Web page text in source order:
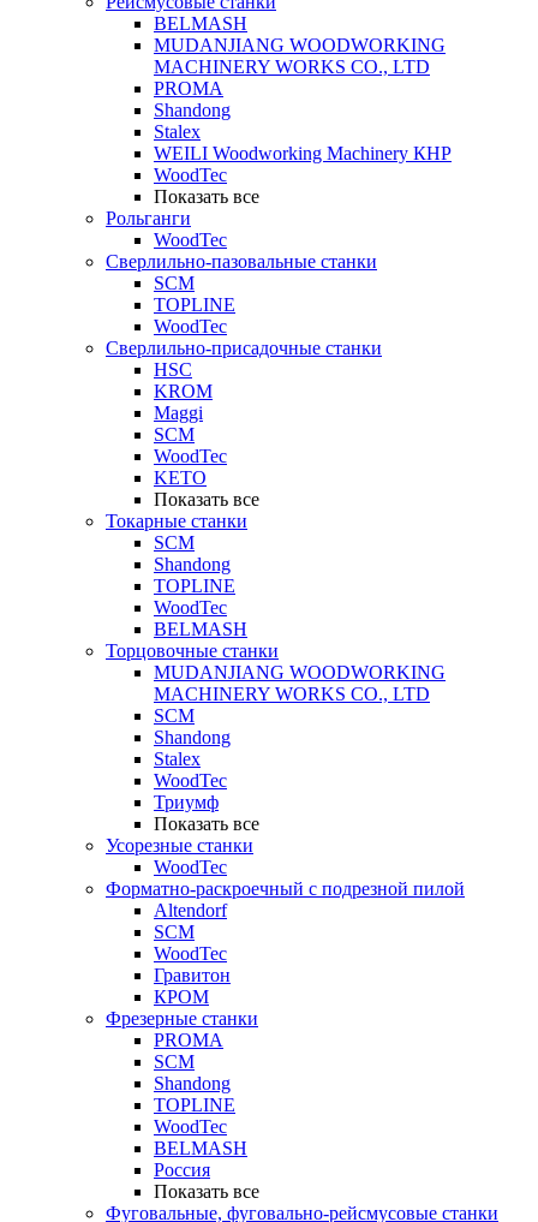
BELMASH
MUDANJIANG WOODWORKING
MACHINERY WORKS CO., LTD
PROMA
Shandong
Stalex
WEILI Woodworking Machinery КНР
WoodTec
Показать все
Рольганги
WoodTec
Сверлильно-пазовальные станки
SCM
TOPLINE
WoodTec
Сверлильно-присадочные станки
HSC
KROM
Maggi
SCM
WoodTec
KETO
Показать все
Токарные станки
SCM
Shandong
TOPLINE
WoodTec
BELMASH
Торцовочные станки
MUDANJIANG WOODWORKING
MACHINERY WORKS CO., LTD
SCM
Shandong
Stalex
WoodTec
Триумф
Показать все
Усорезные станки
WoodTec
Форматно-раскроечный с подрезной пилой
Altendorf
SCM
WoodTec
Гравитон
КРОМ
Фрезерные станки
PROMA
SCM
Shandong
TOPLINE
WoodTec
BELMASH
Россия
Показать все
Фуговальные, фуговально-рейсмусовые станки